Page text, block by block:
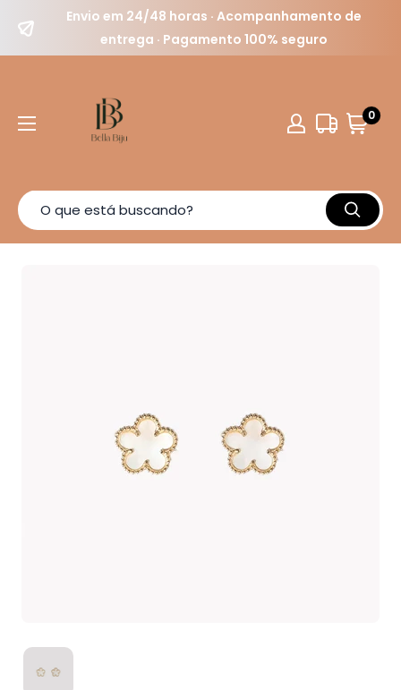
Envio em 24/48 horas · Acompanhamento de
entrega · Pagamento 100% seguro
0